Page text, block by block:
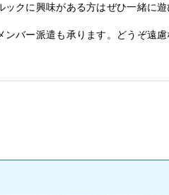
クに興味がある方はぜひ一緒に遊
バー派遣も承ります。どうぞ遠慮